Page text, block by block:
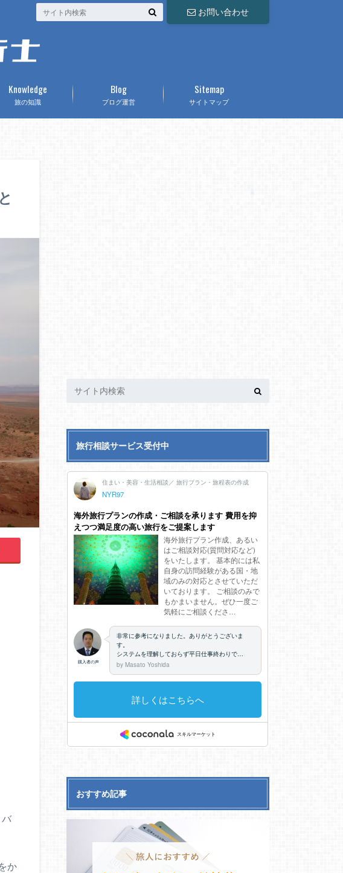
お問い合わせ
旅の知識
Knowledge
ブログ運営
Blog
サイトマップ
Sitemap
か
旅行相談サービス受付中
おすすめ記事